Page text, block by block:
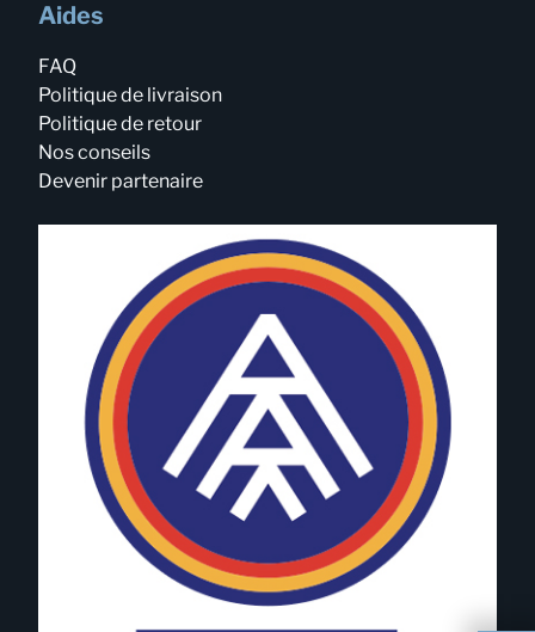
Aides
FAQ
Politique de livraison
Politique de retour
Nos conseils
Devenir partenaire